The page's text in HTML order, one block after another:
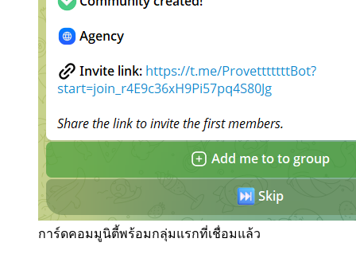
การ์ดคอมมูนิตี้พร้อมกลุ่มแรกที่เชื่อมแล้ว